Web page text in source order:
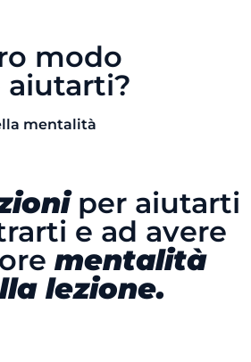
modo
aiutarti?
mentalità
per aiutarti
e ad avere
mentalità
lezione.